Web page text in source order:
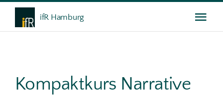
Skip
ifR Hamburg
Weiterbildung
Kompaktkurs Narrative